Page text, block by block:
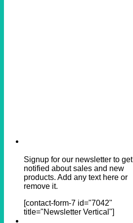
Signup for our newsletter to get
notified about sales and new
products. Add any text here or
remove it.
[contact-form-7 id="7042"
title="Newsletter Vertical"]